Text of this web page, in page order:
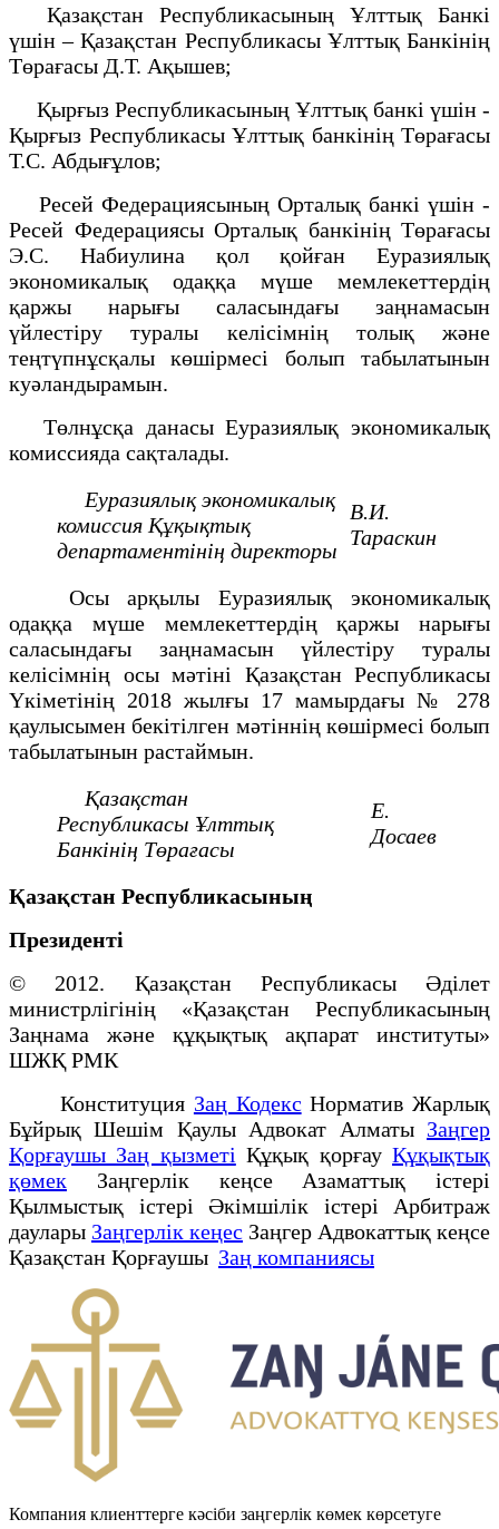
Қазақстан Республикасының Ұлттық Банкі
үшін – Қазақстан Республикасы Ұлттық Банкінің
Төрағасы Д.Т. Ақышев;
Қырғыз Республикасының Ұлттық банкі үшін -
Қырғыз Республикасы Ұлттық банкінің Төрағасы
Т.С. Абдығұлов;
Ресей Федерациясының Орталық банкі үшін -
Ресей Федерациясы Орталық банкінің Төрағасы
Э.С. Набиулина қол қойған Еуразиялық
экономикалық одаққа мүше мемлекеттердің
қаржы нарығы саласындағы заңнамасын
үйлестіру туралы келісімнің толық және
теңтүпнұсқалы көшірмесі болып табылатынын
куәландырамын.
Төлнұсқа данасы Еуразиялық экономикалық
комиссияда сақталады.
Еуразиялық экономикалық
комиссия Құқықтық
департаментінің директоры
В.И.
Тараскин
Осы арқылы Еуразиялық экономикалық
одаққа мүше мемлекеттердің қаржы нарығы
саласындағы заңнамасын үйлестіру туралы
келісімнің осы мәтіні Қазақстан Республикасы
Үкіметінің 2018 жылғы 17 мамырдағы № 278
қаулысымен бекітілген мәтіннің көшірмесі болып
табылатынын растаймын.
Қазақстан
Республикасы Ұлттық
Банкінің Төрағасы
Е.
Досаев
Қазақстан Республикасының
Президенті
© 2012. Қазақстан Республикасы Әділет
министрлігінің «Қазақстан Республикасының
Заңнама және құқықтық ақпарат институты»
ШЖҚ РМК
Конституция Заң Кодекс Норматив Жарлық
Бұйрық Шешім Қаулы Адвокат Алматы Заңгер
Қорғаушы Заң қызметі Құқық қорғауҚұқықтық
қөмек Заңгерлік кеңсе Азаматтық істері
Қылмыстық істері Әкімшілік істері Арбитраж
даулары Заңгерлік кеңес Заңгер Адвокаттық кеңсе
Қазақстан Қорғаушы Заң компаниясы
Компания клиенттерге кәсіби заңгерлік көмек көрсетуге